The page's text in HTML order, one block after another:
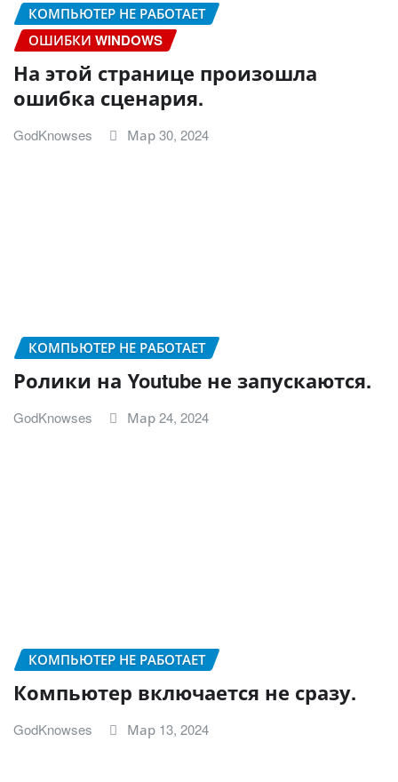
КОМПЬЮТЕР НЕ РАБОТАЕТ
ОШИБКИ WINDOWS
На этой странице произошла
ошибка сценария.
GodKnowses Мар 30, 2024
КОМПЬЮТЕР НЕ РАБОТАЕТ
Ролики на Youtube не запускаются.
GodKnowses Мар 24, 2024
КОМПЬЮТЕР НЕ РАБОТАЕТ
Компьютер включается не сразу.
GodKnowses Мар 13, 2024